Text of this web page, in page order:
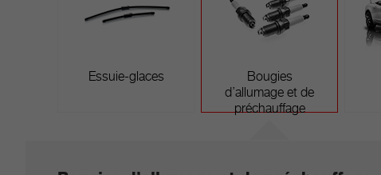
Essuie-glaces
Bougies
d’allumage et de
préchauffage